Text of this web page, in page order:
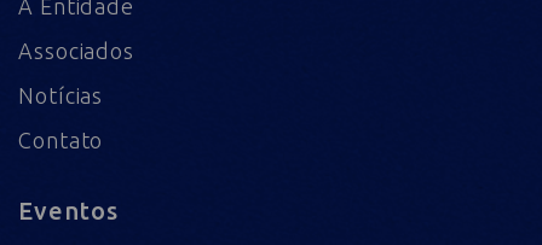
A Entidade
Associados
Notícias
Contato
Eventos